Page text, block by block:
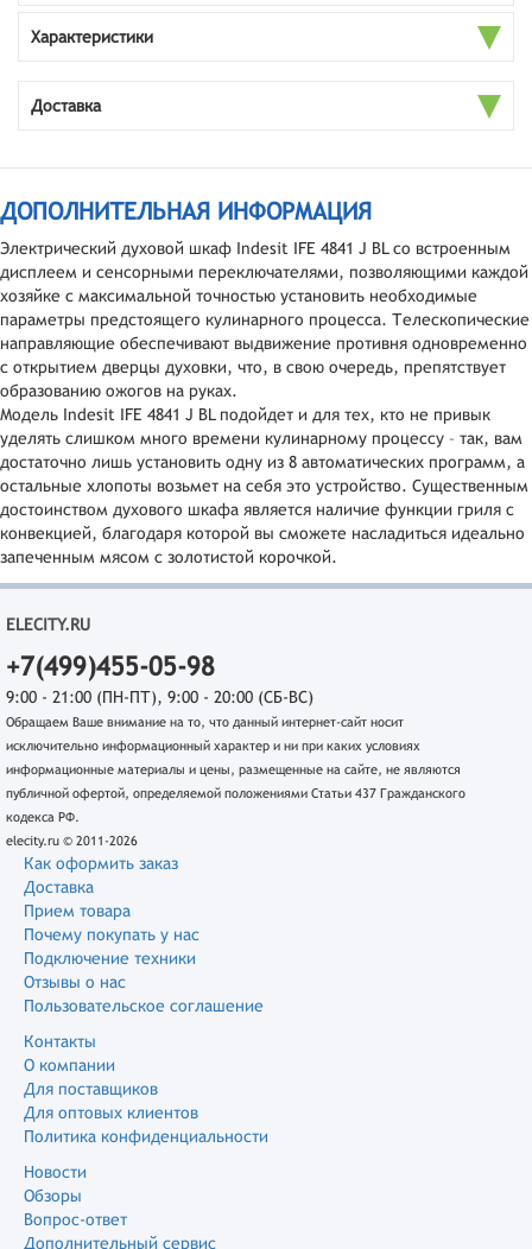
Характеристики
Доставка
ДОПОЛНИТЕЛЬНАЯ ИНФОРМАЦИЯ
Электрический духовой шкаф Indesit IFE 4841 J BL со встроенным
дисплеем и сенсорными переключателями, позволяющими каждой
хозяйке с максимальной точностью установить необходимые
параметры предстоящего кулинарного процесса. Телескопические
направляющие обеспечивают выдвижение противня одновременно
с открытием дверцы духовки, что, в свою очередь, препятствует
образованию ожогов на руках.
Модель Indesit IFE 4841 J BL подойдет и для тех, кто не привык
уделять слишком много времени кулинарному процессу – так, вам
достаточно лишь установить одну из 8 автоматических программ, а
остальные хлопоты возьмет на себя это устройство. Существенным
достоинством духового шкафа является наличие функции гриля с
конвекцией, благодаря которой вы сможете насладиться идеально
запеченным мясом с золотистой корочкой.
ELECITY.RU
+7(499)455-05-98
9:00 - 21:00 (ПН-ПТ), 9:00 - 20:00 (СБ-ВС)
Обращаем Ваше внимание на то, что данный интернет-сайт носит
исключительно информационный характер и ни при каких условиях
информационные материалы и цены, размещенные на сайте, не являются
публичной офертой, определяемой положениями Статьи 437 Гражданского
кодекса РФ.
elecity.ru © 2011-2026
Как оформить заказ
Доставка
Прием товара
Почему покупать у нас
Подключение техники
Отзывы о нас
Пользовательское соглашение
Контакты
О компании
Для поставщиков
Для оптовых клиентов
Политика конфиденциальности
Новости
Обзоры
Вопрос-ответ
Дополнительный сервис